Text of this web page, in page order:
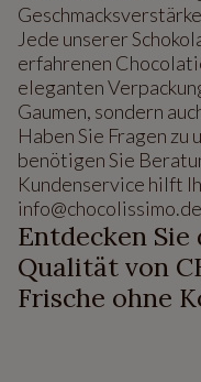
Jede unserer
erfahrenen
eleganten
Gaumen, sondern
Haben Sie Fragen
benötigen Sie
Kundenservice hilft
Entdecken Sie
Qualität von
Frische ohne